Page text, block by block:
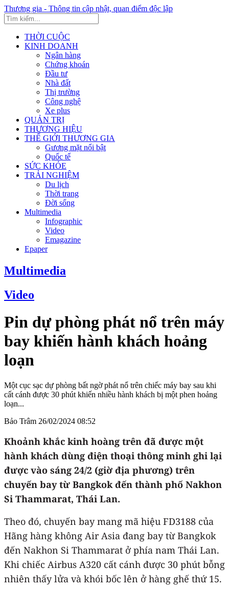
Thương gia - Thông tin cập nhật, quan điểm độc lập
THỜI CUỘC
KINH DOANH
Ngân hàng
Chứng khoán
Đầu tư
Nhà đất
Thị trường
Công nghệ
Xe plus
QUẢN TRỊ
THƯƠNG HIỆU
THẾ GIỚI THƯƠNG GIA
Gương mặt nổi bật
Quốc tế
SỨC KHỎE
TRẢI NGHIỆM
Du lịch
Thời trang
Đời sống
Multimedia
Infographic
Video
Emagazine
Epaper
Multimedia
Video
Pin dự phòng phát nổ trên máy
bay khiến hành khách hoảng
loạn
Một cục sạc dự phòng bất ngờ phát nổ trên chiếc máy bay sau khi
cất cánh được 30 phút khiến nhiều hành khách bị một phen hoảng
loạn...
Bảo Trâm 26/02/2024 08:52
Khoảnh khắc kinh hoàng trên đã được một
hành khách dùng điện thoại thông minh ghi lại
được vào sáng 24/2 (giờ địa phương) trên
chuyến bay từ Bangkok đến thành phố Nakhon
Si Thammarat, Thái Lan.
Theo đó, chuyến bay mang mã hiệu FD3188 của
Hãng hàng không Air Asia đang bay từ Bangkok
đến Nakhon Si Thammarat ở phía nam Thái Lan.
Khi chiếc Airbus A320 cất cánh được 30 phút bỗng
nhiên thấy lửa và khói bốc lên ở hàng ghế thứ 15.